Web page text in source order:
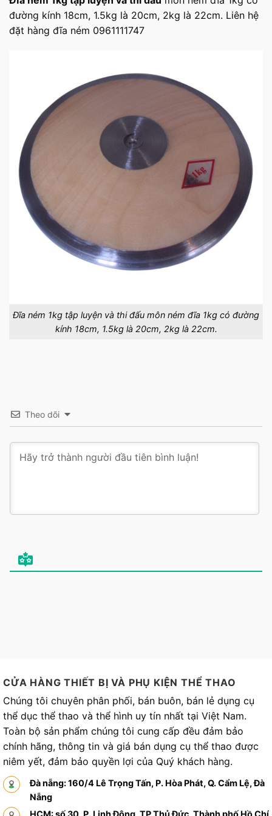
đường kính 18cm, 1.5kg là 20cm, 2kg là 22cm. Liên hệ
đặt hàng đĩa ném 0961111747
Đĩa ném 1kg tập luyện và thi đấu môn ném đĩa 1kg có đường
kính 18cm, 1.5kg là 20cm, 2kg là 22cm.
Theo dõi
CỬA HÀNG THIẾT BỊ VÀ PHỤ KIỆN THỂ THAO
Chúng tôi chuyên phân phối, bán buôn, bán lẻ dụng cụ
thể dục thể thao và thể hình uy tín nhất tại Việt Nam.
Toàn bộ sản phẩm chúng tôi cung cấp đều đảm bảo
chính hãng, thông tin và giá bán dụng cụ thể thao được
niêm yết, đảm bảo quyền lợi của Quý khách hàng.
Đà nẵng: 160/4 Lê Trọng Tấn, P. Hòa Phát, Q. Cẩm Lệ, Đà
Nẵng